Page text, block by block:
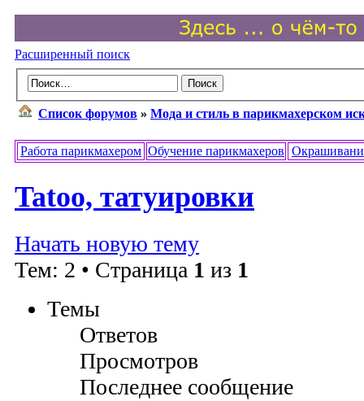
Расширенный поиск
Список форумов » Мода и стиль в парикмахерском
Работа парикмахером Обучение парикмахеров
Tatoo, татуировки
Начать новую тему
Тем: 2 • Страница 1 из 1
Темы
Ответов
Просмотров
Последнее сообщение